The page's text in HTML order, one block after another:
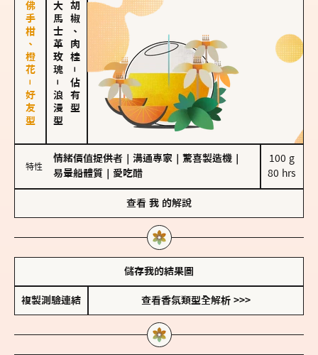
佛手柑、橙花－好友型 大馬士革玫瑰
－
浪漫型
胡椒、肉桂
－
佔有型
特性
情緒價值提供者 溝通專家 驚喜製造機
易暈船體質
愛吃醋
100 g
80 hrs
查看 我 的解說
儲存我的結果圖
複製測驗連結 查看香氛類型全解析 >>>